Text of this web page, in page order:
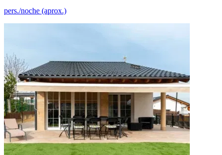
pers./noche (aprox.)